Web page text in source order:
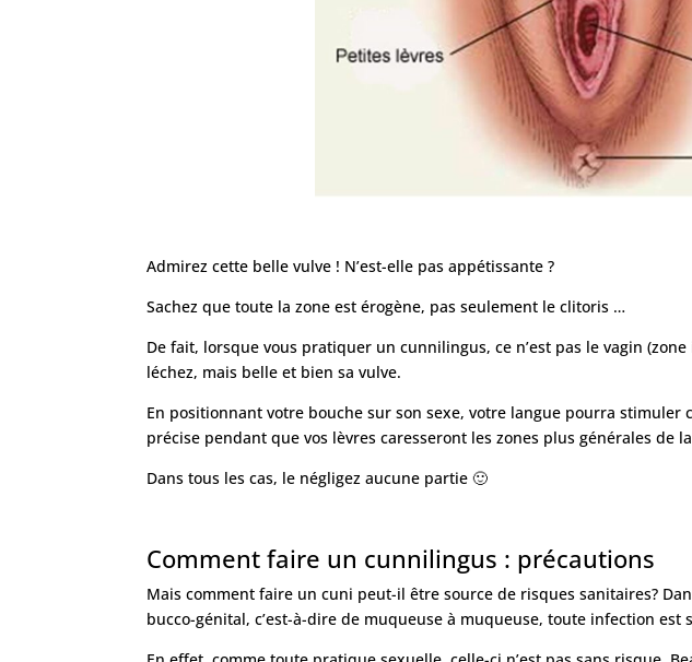
Admirez cette belle vulve ! N’est-elle pas appétissante ?
Sachez que toute la zone est érogène, pas seulement le clitoris …
De fait, lorsque vous pratiquer un cunnilingus, ce n’est pas le vagin
léchez, mais belle et bien sa vulve.
En positionnant votre bouche sur son sexe, votre langue pourra stimuler
précise pendant que vos lèvres caresseront les zones plus générales de
Dans tous les cas, le négligez aucune partie 🙂
Comment faire un cunnilingus : précautions
Mais comment faire un cuni peut-il être source de risques sanitaires?
bucco-génital, c’est-à-dire de muqueuse à muqueuse, toute infection est